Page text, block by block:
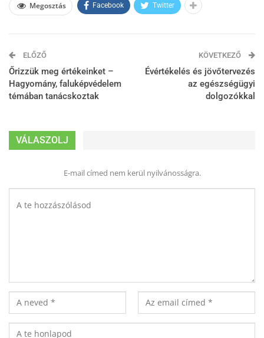
Megosztás Facebook Twitter
ELŐZŐ
Őrizzük meg értékeinket –
Hagyomány, faluképvédelem
témában tanácskoztak
KÖVETKEZŐ
Évértékelés és jövőtervezés
az egészségügyi
dolgozókkal
VÁLASZOLJ
E-mail címed nem kerül nyilvánosságra.